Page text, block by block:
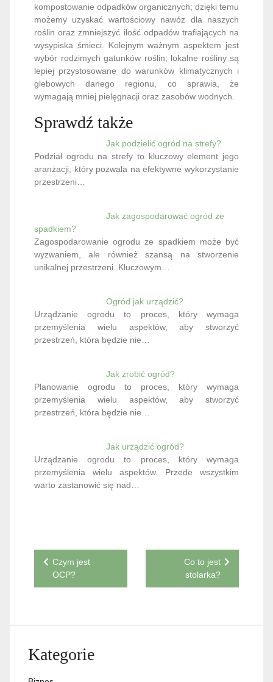
kompostowanie odpadków organicznych; dzięki temu
możemy uzyskać wartościowy nawóz dla naszych
roślin oraz zmniejszyć ilość odpadów trafiających na
wysypiska śmieci. Kolejnym ważnym aspektem jest
wybór rodzimych gatunków roślin; lokalne rośliny są
lepiej przystosowane do warunków klimatycznych i
glebowych danego regionu, co sprawia, że
wymagają mniej pielęgnacji oraz zasobów wodnych.
Sprawdź także
Jak podzielić ogród na strefy?
Podział ogrodu na strefy to kluczowy element jego
aranżacji, który pozwala na efektywne wykorzystanie
przestrzeni…
Jak zagospodarować ogród ze
spadkiem?
Zagospodarowanie ogrodu ze spadkiem może być
wyzwaniem, ale również szansą na stworzenie
unikalnej przestrzeni. Kluczowym…
Ogród jak urządzić?
Urządzanie ogrodu to proces, który wymaga
przemyślenia wielu aspektów, aby stworzyć
przestrzeń, która będzie nie…
Jak zrobić ogród?
Planowanie ogrodu to proces, który wymaga
przemyślenia wielu aspektów, aby stworzyć
przestrzeń, która będzie nie…
Jak urządzić ogród?
Urządzanie ogrodu to proces, który wymaga
przemyślenia wielu aspektów. Przede wszystkim
warto zastanowić się nad…
Nawigacja
wpisu
Czym jest
OCP?
Co to jest
stolarka?
Kategorie